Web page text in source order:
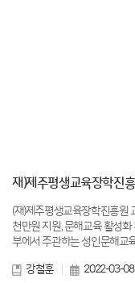
재)제주평생교육장학진
(재)제주평생교육장학진흥원 교
천만원 지원, 문해교육 활성화 기반 마련 - □ (재)제주평생
부에서 주관하는 성인문해교
강철훈 2022-03-08